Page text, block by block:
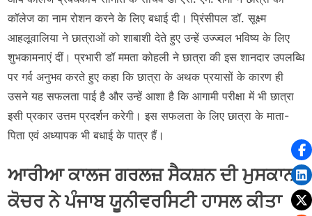
कॉलेज का नाम रोशन करने के लिए बधाई दी। प्रिंसीपल डॉ. सूक्ष्म
आहलूवालिया ने छात्राओं को शाबाशी देते हुए उन्हें उज्ज्वल भविष्य के लिए
शुभकामनाएं दीं। प्रभारी डॉ ममता कोहली ने छात्रा की इस शानदार उपलब्धि
पर गर्व अनुभव करते हुए कहा कि छात्रा के अथक प्रयासों के कारण ही
उसने यह सफलता पाई है और उन्हें आशा है कि आगामी परीक्षा में भी छात्रा
इसी प्रकार उत्तम प्रदर्शन करेगी। इस सफलता के लिए छात्रा के माता-
पिता एवं अध्यापक भी बधाई के पात्र हैं।
ਆਰੀਆ ਕਾਲਜ ਗਰਲਜ਼ ਸੈਕਸ਼ਨ ਦੀ ਮੁਸਕਾਨ
ਕੋਚਰ ਨੇ ਪੰਜਾਬ ਯੂਨੀਵਰਸਿਟੀ ਹਾਸਲ ਕੀਤਾ